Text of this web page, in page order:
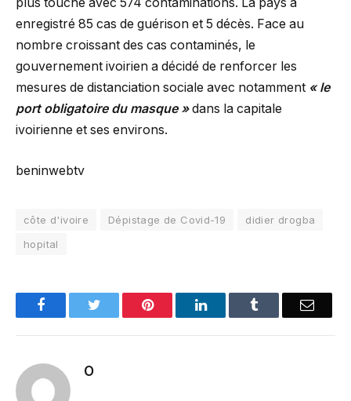
enregistré 85 cas de guérison et 5 décès. Face au
nombre croissant des cas contaminés, le
gouvernement ivoirien a décidé de renforcer les
mesures de distanciation sociale avec notamment « le
port obligatoire du masque » dans la capitale
ivoirienne et ses environs.
beninwebtv
côte d'ivoire Dépistage de Covid-19
didier drogba
hopital
FacebookTwitter Pinterest LinkedInTumblr Email
O